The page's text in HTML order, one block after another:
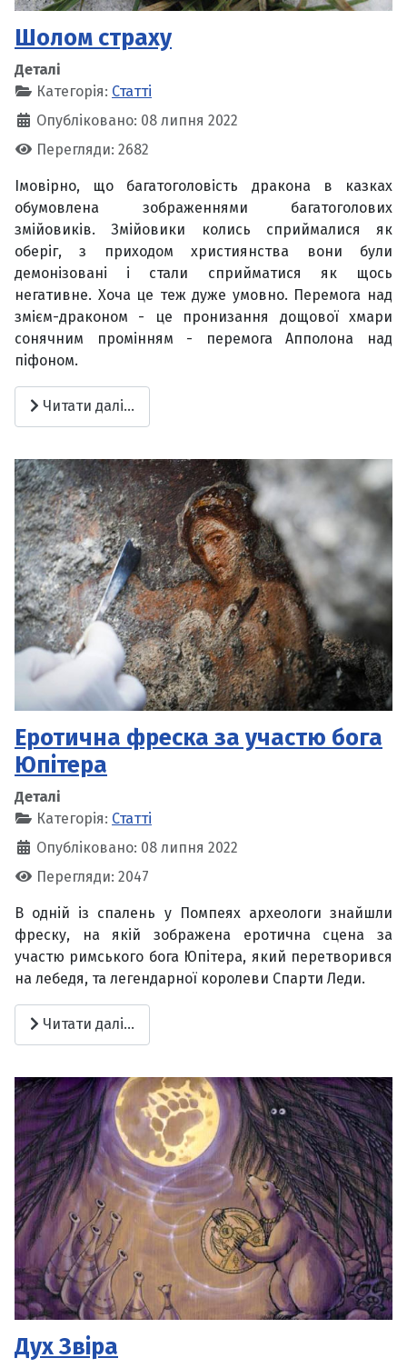
Шолом страху
Деталі
Категорія: Статті
Опубліковано: 08 липня 2022
Перегляди: 2682
Імовірно, що багатоголовість дракона в казках
обумовлена зображеннями багатоголових
змійовиків. Змійовики колись сприймалися як
оберіг, з приходом християнства вони були
демонізовані і стали сприйматися як щось
негативне. Хоча це теж дуже умовно. Перемога над
змієм-драконом - це пронизання дощової хмари
сонячним промінням - перемога Апполона над
піфоном.
Читати далі...
Еротична фреска за участю бога
Юпітера
Деталі
Категорія: Статті
Опубліковано: 08 липня 2022
Перегляди: 2047
В одній із спалень у Помпеях археологи знайшли
фреску, на якій зображена еротична сцена за
участю римського бога Юпітера, який перетворився
на лебедя, та легендарної королеви Спарти Леди.
Читати далі...
Дух Звіра